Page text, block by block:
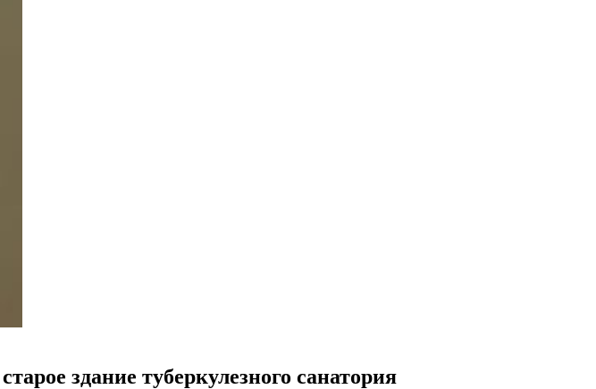
здание туберкулезного санатория